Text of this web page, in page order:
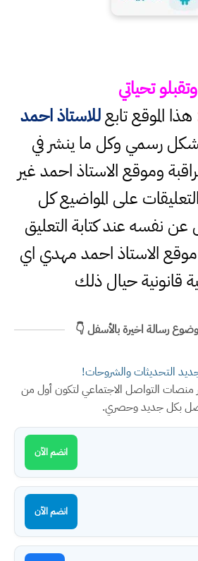
وتقبلو تحياتي
هذا الموقع تابعللاستاذ احمد
رسمي وكل ما ينشر في
وموقع الاستاذ احمد غير
على المواضيع كل
عند كتابة التعليق
الاستاذ احمد مهدي اي
قانونية حيال ذلك
رسالة اخيرة بالأسفل 👇
التحديثات والشروحات!
منصات التواصل الاجتماعي لتكون أول من
بكل جديد وحصري.
انضم الآن
انضم الآن